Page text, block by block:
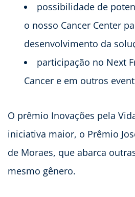
possibilidade de
o nosso Cancer Center
desenvolvimento da
participação no Next
Cancer e em outros
O prêmio Inovações pela
iniciativa maior, o Prêmio
de Moraes, que abarca
mesmo gênero.